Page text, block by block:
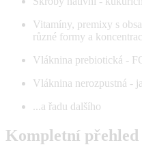
Vitamíny, premixy s
různé formy a
Vláknina prebiotická -
Vláknina nerozpustná -
...a řadu dalšího
Kompletní